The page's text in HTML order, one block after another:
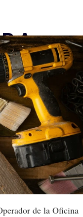
de la Oficina
- 548-5020
Opcion 1 English